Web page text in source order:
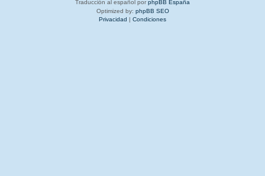
Traducción al español por phpBB España
Optimized by: phpBB SEO
Privacidad | Condiciones